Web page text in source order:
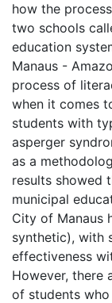
how the
two schools
education
Manaus -
process of
when it comes
students with
asperger
as a
results showed
municipal
City of Manaus
synthetic), with
effectiveness
However, there
of students